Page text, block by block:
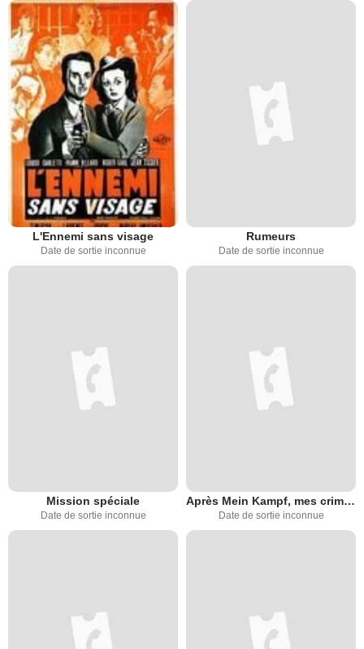
L'Ennemi sans visage
Date de sortie inconnue
Rumeurs
Date de sortie inconnue
Mission spéciale
Date de sortie inconnue
Après Mein Kampf, mes crimes
Date de sortie inconnue